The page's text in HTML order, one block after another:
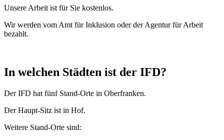
Unsere Arbeit ist für Sie kostenlos.
Wir werden vom Amt für Inklusion oder der Agentur für Arbeit
bezahlt.
In welchen Städten ist der IFD?
Der IFD hat fünf Stand-Orte in Oberfranken.
Der Haupt-Sitz ist in Hof.
Weitere Stand-Orte sind: